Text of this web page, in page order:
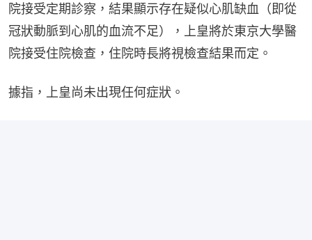
院接受定期診察，結果顯示存在疑似心肌缺血（即從
冠狀動脈到心肌的血流不足），上皇將於東京大學醫
院接受住院檢查，住院時長將視檢查結果而定。
據指，上皇尚未出現任何症狀。